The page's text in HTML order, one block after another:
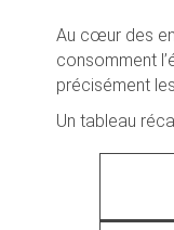
Au cœur des
consomment
précisément
Un tableau